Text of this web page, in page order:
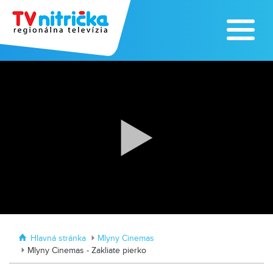
Tvrdošovciach
Hlavná stránka
Mlyny Cinemas
Mlyny Cinemas - Zakliate pierko